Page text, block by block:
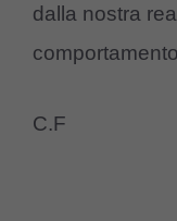
dalla nostra
C.F